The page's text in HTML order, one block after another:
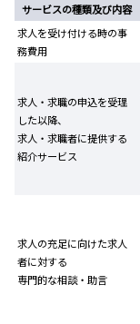
サービスの種類及び内容
求人を受け付ける時の事
務費用
求人・求職の申込を受理
した以降、
求人・求職者に提供する
紹介サービス
求人の充足に向けた求人
者に対する
専門的な相談・助言